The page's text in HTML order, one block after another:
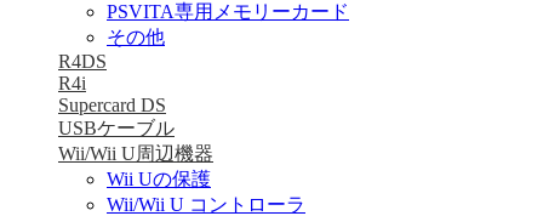
PSVITA専用メモリーカード
その他
R4DS
R4i
Supercard DS
USBケーブル
Wii/Wii U周辺機器
Wii Uの保護
Wii/Wii U コントローラ